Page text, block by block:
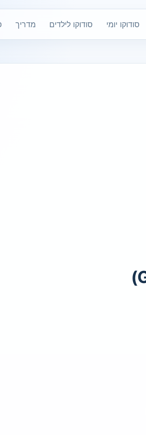
סודוקו יומי סודוקו לילדים מדריך